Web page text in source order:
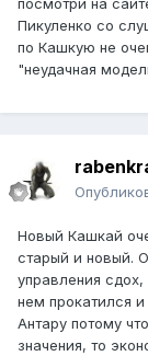
посмотри на
Пикуленко со
по Кашкую не
"неудачная
Новый Кашкай
старый и новый.
управления
нем прокатился
Антару потому
значения, то